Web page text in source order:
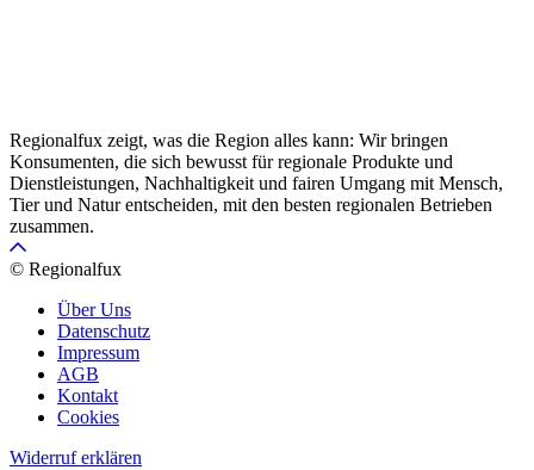
Regionalfux zeigt, was die Region alles kann: Wir bringen
Konsumenten, die sich bewusst für regionale Produkte und
Dienstleistungen, Nachhaltigkeit und fairen Umgang mit Mensch,
Tier und Natur entscheiden, mit den besten regionalen Betrieben
zusammen.
© Regionalfux
Über Uns
Datenschutz
Impressum
AGB
Kontakt
Cookies
Widerruf erklären